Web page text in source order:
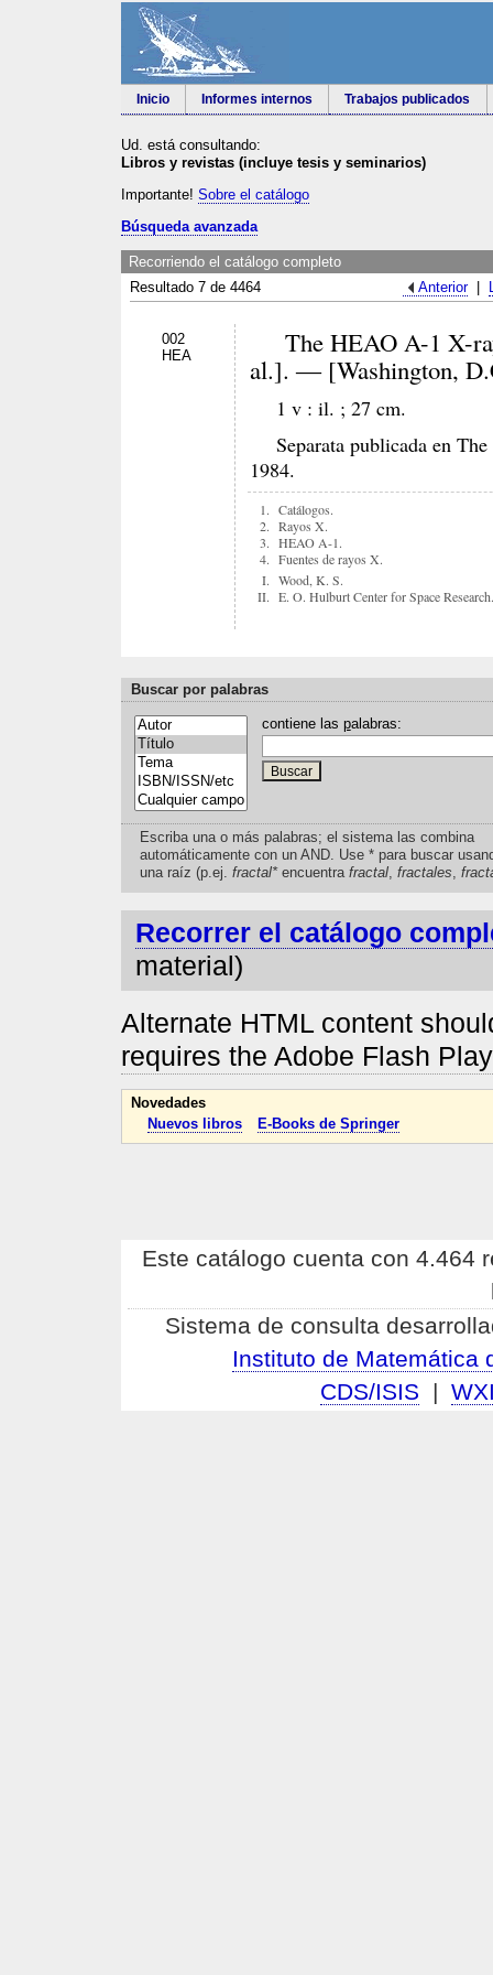
Inicio Informes internos Trabajos publicados
Ud. está consultando:
Libros y revistas (incluye tesis y seminarios)
Importante! Sobre el catálogo
Búsqueda avanzada
Recorriendo el catálogo completo
Resultado 7 de 4464
Anterior
002
HEA
The HEAO A-1 X-
al.]. — [Washington,
1 v : il. ; 27 cm.
Separata publicada en
1984.
1. Catálogos.
2. Rayos X.
3. HEAO A-1.
4. Fuentes de rayos X.
I. Wood, K. S.
II. E. O. Hulburt Center for Space Research.
Buscar por palabras
contiene las palabras:
Escriba una o más palabras; el sistema las combina
automáticamente con un AND. Use * para buscar
una raíz (p.ej. fractal*encuentra fractal, fractales
Recorrer el catálogo
material)
Alternate HTML content
requires the Adobe Flash
Novedades
Nuevos libros
E-Books de Springer
Este catálogo cuenta con 4.464
Sistema de consulta
Instituto de Matemática
CDS/ISIS |